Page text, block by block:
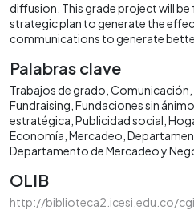
diffusion. This grade project will
strategic plan to generate the
communications to generate
Palabras clave
Trabajos de grado Comunicación
Fundraising Fundaciones sin
estratégica Publicidad social
Economía Mercadeo
Departamento de Mercadeo y
OLIB
http://biblioteca2.icesi.edu.co/